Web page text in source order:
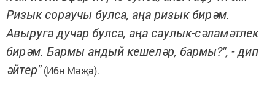
Ризык сораучы булса, аңа ризык бирәм.
Авыруга дучар булса, аңа саулык-сәламәтлек
бирәм. Бармы андый кешеләр, бармы?", - дип
әйтер"(Ибн Мәҗә).